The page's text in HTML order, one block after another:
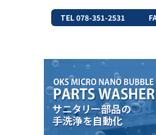
TEL 078-351-2531